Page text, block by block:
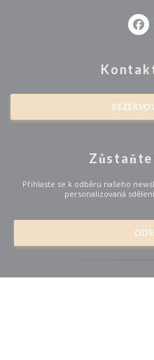
Přihlaste se k odběru našeho
personalizovaná
© 2026 RESTAURANT LA